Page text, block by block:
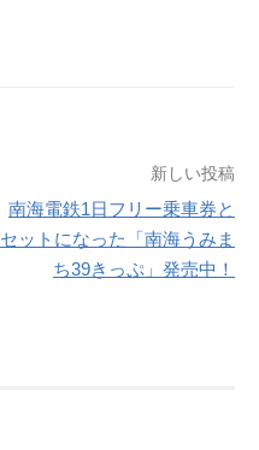
新しい投稿
南海電鉄1日フリー乗車券と
セットになった「南海うみま
ち39きっぷ」発売中！